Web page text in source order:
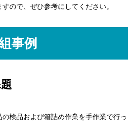
ので、ぜひ参考にしてください。
事例
検品および箱詰め作業を手作業で行っ